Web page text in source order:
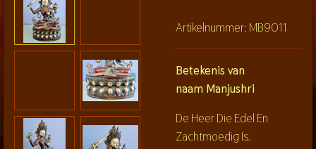
Artikelnummer: MB9011
Betekenis van
naam Manjushri
De Heer Die Edel En
Zachtmoedig Is.